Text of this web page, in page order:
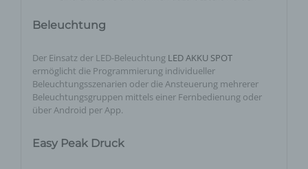
Beleuchtung
Der Einsatz der LED-Beleuchtung LED AKKU SPOT
ermöglicht die Programmierung individueller
Beleuchtungsszenarien oder die Ansteuerung mehrerer
Beleuchtungsgruppen mittels einer Fernbedienung oder
über Android per App.
Easy Peak Druck